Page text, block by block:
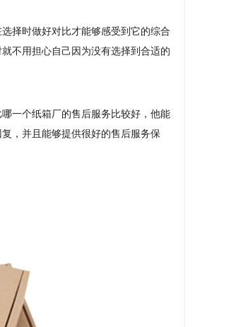
择时做好对比才能够感受到它的综合
不用担心自己因为没有选择到合适的
一个纸箱厂的售后服务比较好，他能
，并且能够提供很好的售后服务保